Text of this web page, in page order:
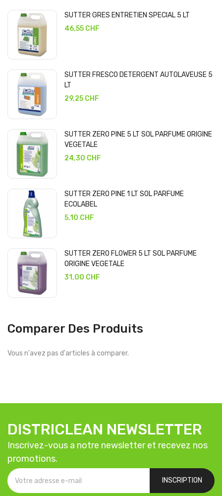
SUTTER GRES ENTRETIEN SPECIAL 5 LT
46,55 CHF
SUTTER FRESCO DETERGENT AUTOLAVEUSE 5
LT
29,25 CHF
SUTTER ZERO PINE 5 LT SOL PARFUME ORIGINE
VEGETALE
24,30 CHF
SUTTER ZERO PINE 1 LT SOL PARFUME
ECOLABEL
5,10 CHF
SUTTER ZERO FLOWER 5 LT SOL PARFUME
ORIGINE VEGETALE
31,00 CHF
Comparer Des Produits
Vous n'avez pas d'articles à comparer.
DISTRICLEAN NEWSLETTER
Inscrivez-vous a notre newsletter et recevez nos
promotions.
INSCRIPTION